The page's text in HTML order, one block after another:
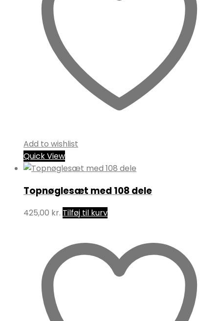
Add to wishlist
Quick View
Topnøglesæt med 108 dele
425,00 kr. Tilføj til kurv